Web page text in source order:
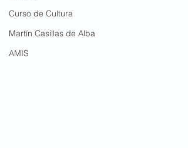
Curso de Cultura
Martín Casillas de Alba
AMIS